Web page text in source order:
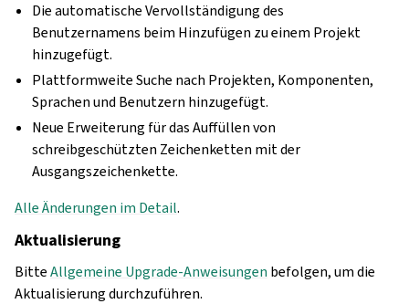
Die automatische Vervollständigung des
Benutzernamens beim Hinzufügen zu einem Projekt
hinzugefügt.
Plattformweite Suche nach Projekten, Komponenten,
Sprachen und Benutzern hinzugefügt.
Neue Erweiterung für das Auffüllen von
schreibgeschützten Zeichenketten mit der
Ausgangszeichenkette.
Alle Änderungen im Detail.
Aktualisierung
BitteAllgemeine Upgrade-Anweisungen befolgen, um die
Aktualisierung durchzuführen.